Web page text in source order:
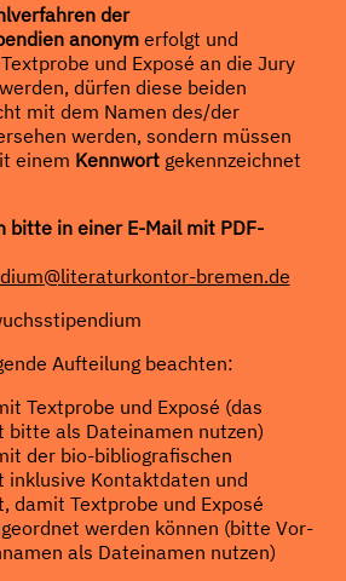
der
anonym erfolgt und
und Exposé an die Jury
dürfen diese beiden
mit dem Namen des/der
werden, sondern müssen
einem Kennwort gekennzeichnet
bitte in einer E-Mail mit PDF-
bremen.de
Aufteilung beachten:
Textprobe und Exposé (das
bitte als Dateinamen nutzen)
der bio-bibliografischen
inklusive Kontaktdaten und
damit Textprobe und Exposé
werden können (bitte Vor-
als Dateinamen nutzen)